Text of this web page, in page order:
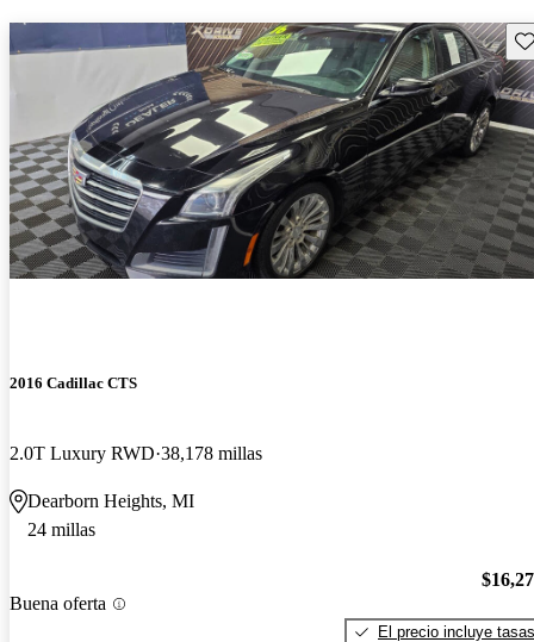
2016 Cadillac CTS
2.0T Luxury RWD 38,178 millas
Dearborn Heights, MI
24 millas
Buena oferta
El precio incluye tasas